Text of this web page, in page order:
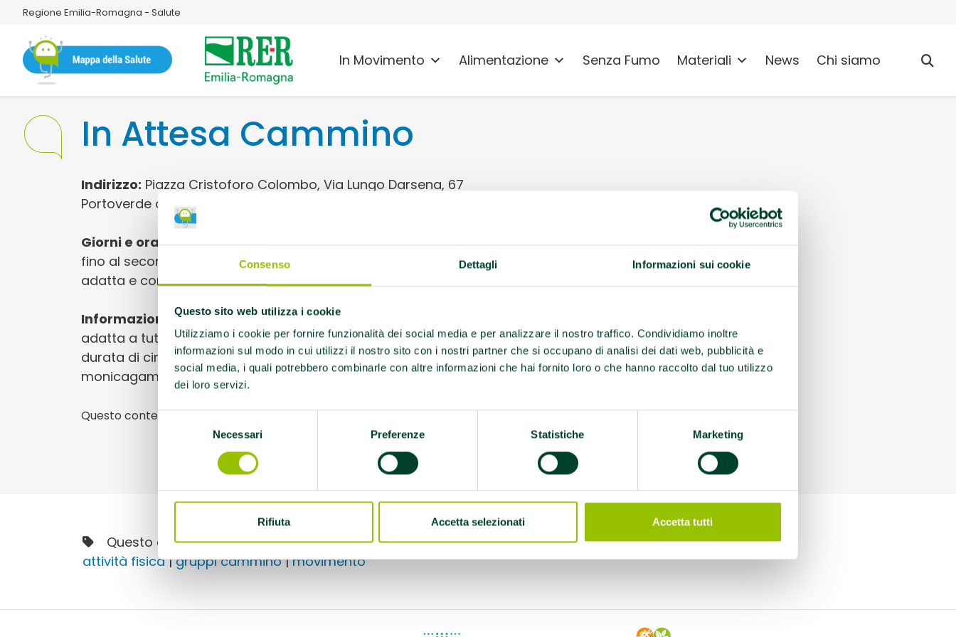
Consenso Dettagli Informazioni sui cookie
Questo sito web utilizza i cookie
Utilizziamo i cookie per fornire funzionalità dei social media e per analizzare il nostro traffico. Condividiamo inoltre
informazioni sul modo in cui utilizzi il nostro sito con i nostri partner che si occupano di analisi dei dati web, pubblicità e
social media, i quali potrebbero combinarle con altre informazioni che hai fornito loro o che hanno raccolto dal tuo utilizzo
dei loro servizi.
Necessari Preferenze Statistiche Marketing
Rifiuta Accetta selezionati Accetta tutti
Regione Emilia-Romagna - Salute
In Movimento Alimentazione Senza Fumo Materiali News Chi siamo
In Attesa Cammino
Indirizzo: Piazza Cristoforo Colombo, Via Lungo Darsena, 67
Portoverde di Misano Adriatico (RN)
Giorni e orari:Tutti i lunedì dal secondo lunedì di Maggio
fino al secondo lunedì di Settembre ore 19.30. Camminata
adatta e consigliata a donne in gravidanza e puerperio.
Informazioni utili:Camminata su percorso pedonale
adatta a tutti, in pianura e in ombra sul lungomare, della
durata di circa un'ora. Monica Gambuti
monicagambuti4@gmail.com
Questo contenuto si trova inGruppi di cammino
Questo contenuto è archiviato sotto:
attività fisica|gruppi cammino|movimento